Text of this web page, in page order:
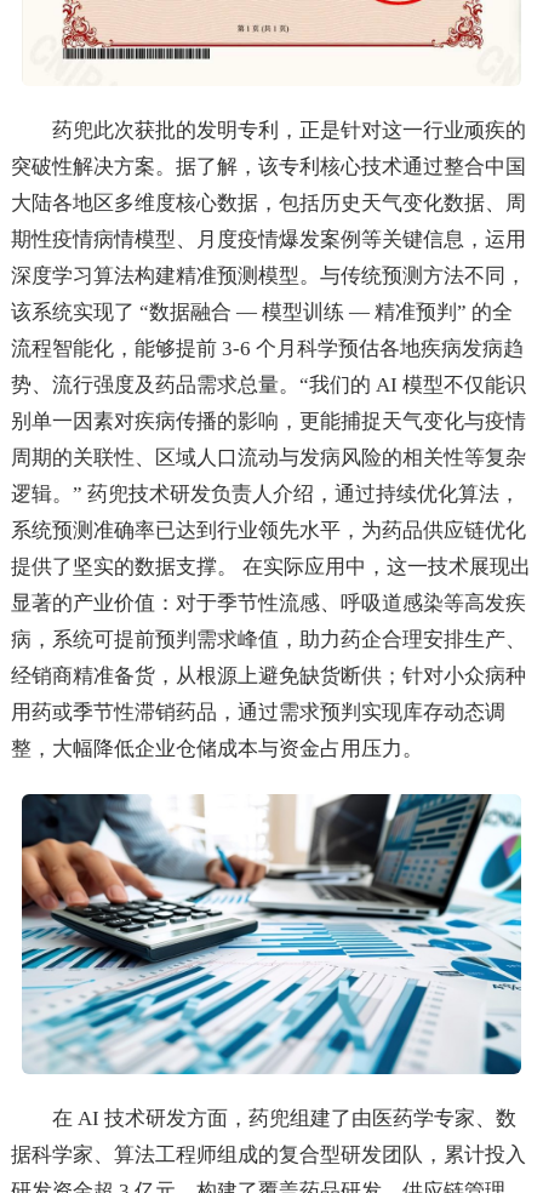
药兜此次获批的发明专利，正是针对这一行业顽疾的
突破性解决方案。据了解，该专利核心技术通过整合中国
大陆各地区多维度核心数据，包括历史天气变化数据、周
期性疫情病情模型、月度疫情爆发案例等关键信息，运用
深度学习算法构建精准预测模型。与传统预测方法不同，
该系统实现了 “数据融合 — 模型训练 — 精准预判” 的全
流程智能化，能够提前 3-6 个月科学预估各地疾病发病趋
势、流行强度及药品需求总量。“我们的 AI 模型不仅能识
别单一因素对疾病传播的影响，更能捕捉天气变化与疫情
周期的关联性、区域人口流动与发病风险的相关性等复杂
逻辑。” 药兜技术研发负责人介绍，通过持续优化算法，
系统预测准确率已达到行业领先水平，为药品供应链优化
提供了坚实的数据支撑。 在实际应用中，这一技术展现出
显著的产业价值：对于季节性流感、呼吸道感染等高发疾
病，系统可提前预判需求峰值，助力药企合理安排生产、
经销商精准备货，从根源上避免缺货断供；针对小众病种
用药或季节性滞销药品，通过需求预判实现库存动态调
整，大幅降低企业仓储成本与资金占用压力。
在 AI 技术研发方面，药兜组建了由医药学专家、数
据科学家、算法工程师组成的复合型研发团队，累计投入